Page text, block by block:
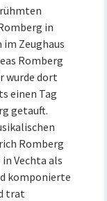
in
Zeughaus
Romberg
wurde dort
einen Tag
getauft.
Romberg
Vechta als
komponierte
trat